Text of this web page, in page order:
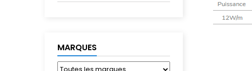
MARQUES